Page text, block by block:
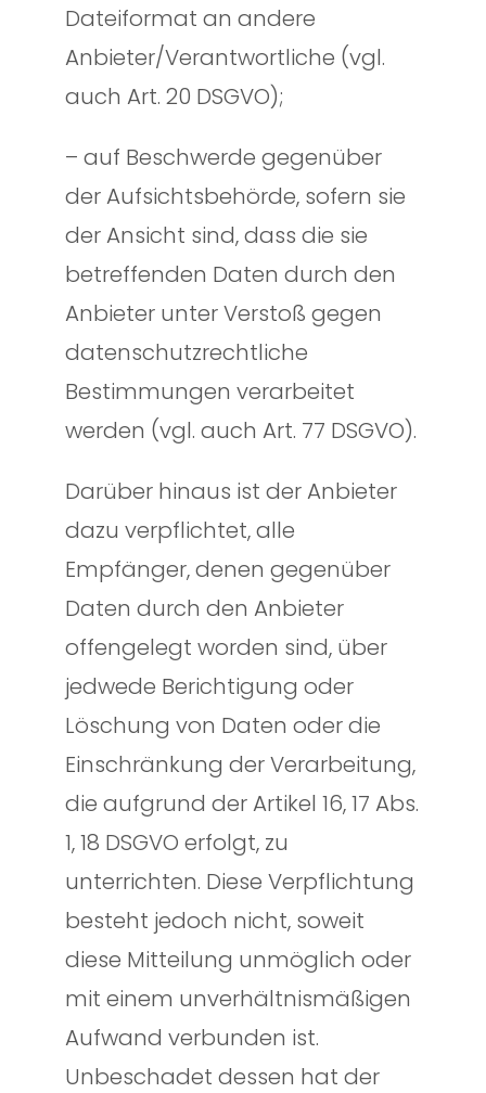
Dateiformat an andere
Anbieter/Verantwortliche (vgl.
auch Art. 20 DSGVO);
– auf Beschwerde gegenüber
der Aufsichtsbehörde, sofern sie
der Ansicht sind, dass die sie
betreffenden Daten durch den
Anbieter unter Verstoß gegen
datenschutzrechtliche
Bestimmungen verarbeitet
werden (vgl. auch Art. 77 DSGVO).
Darüber hinaus ist der Anbieter
dazu verpflichtet, alle
Empfänger, denen gegenüber
Daten durch den Anbieter
offengelegt worden sind, über
jedwede Berichtigung oder
Löschung von Daten oder die
Einschränkung der Verarbeitung,
die aufgrund der Artikel 16, 17 Abs.
1, 18 DSGVO erfolgt, zu
unterrichten. Diese Verpflichtung
besteht jedoch nicht, soweit
diese Mitteilung unmöglich oder
mit einem unverhältnismäßigen
Aufwand verbunden ist.
Unbeschadet dessen hat der